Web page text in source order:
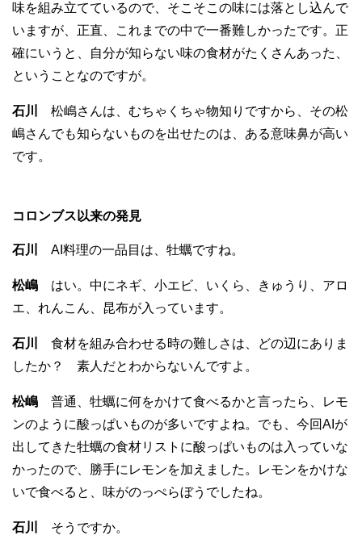
味を組み立てているので、そこそこの味には落とし込んで
いますが、正直、これまでの中で一番難しかったです。正
確にいうと、自分が知らない味の食材がたくさんあった、
ということなのですが。
石川
松嶋さんは、むちゃくちゃ物知りですから、その松
嶋さんでも知らないものを出せたのは、ある意味鼻が高い
です。
コロンブス以来の発見
石川 AI料理の一品目は、牡蠣ですね。
松嶋 はい。中にネギ、小エビ、いくら、きゅうり、アロ
エ、れんこん、昆布が入っています。
石川
食材を組み合わせる時の難しさは、どの辺にありま
したか？ 素人だとわからないんですよ。
松嶋 普通、牡蠣に何をかけて食べるかと言ったら、レモ
ンのように酸っぱいものが多いですよね。でも、今回AIが
出してきた牡蠣の食材リストに酸っぱいものは入っていな
かったので、勝手にレモンを加えました。レモンをかけな
いで食べると、味がのっぺらぼうでしたね。
石川 そうですか。